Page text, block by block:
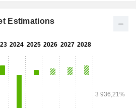
Estimations